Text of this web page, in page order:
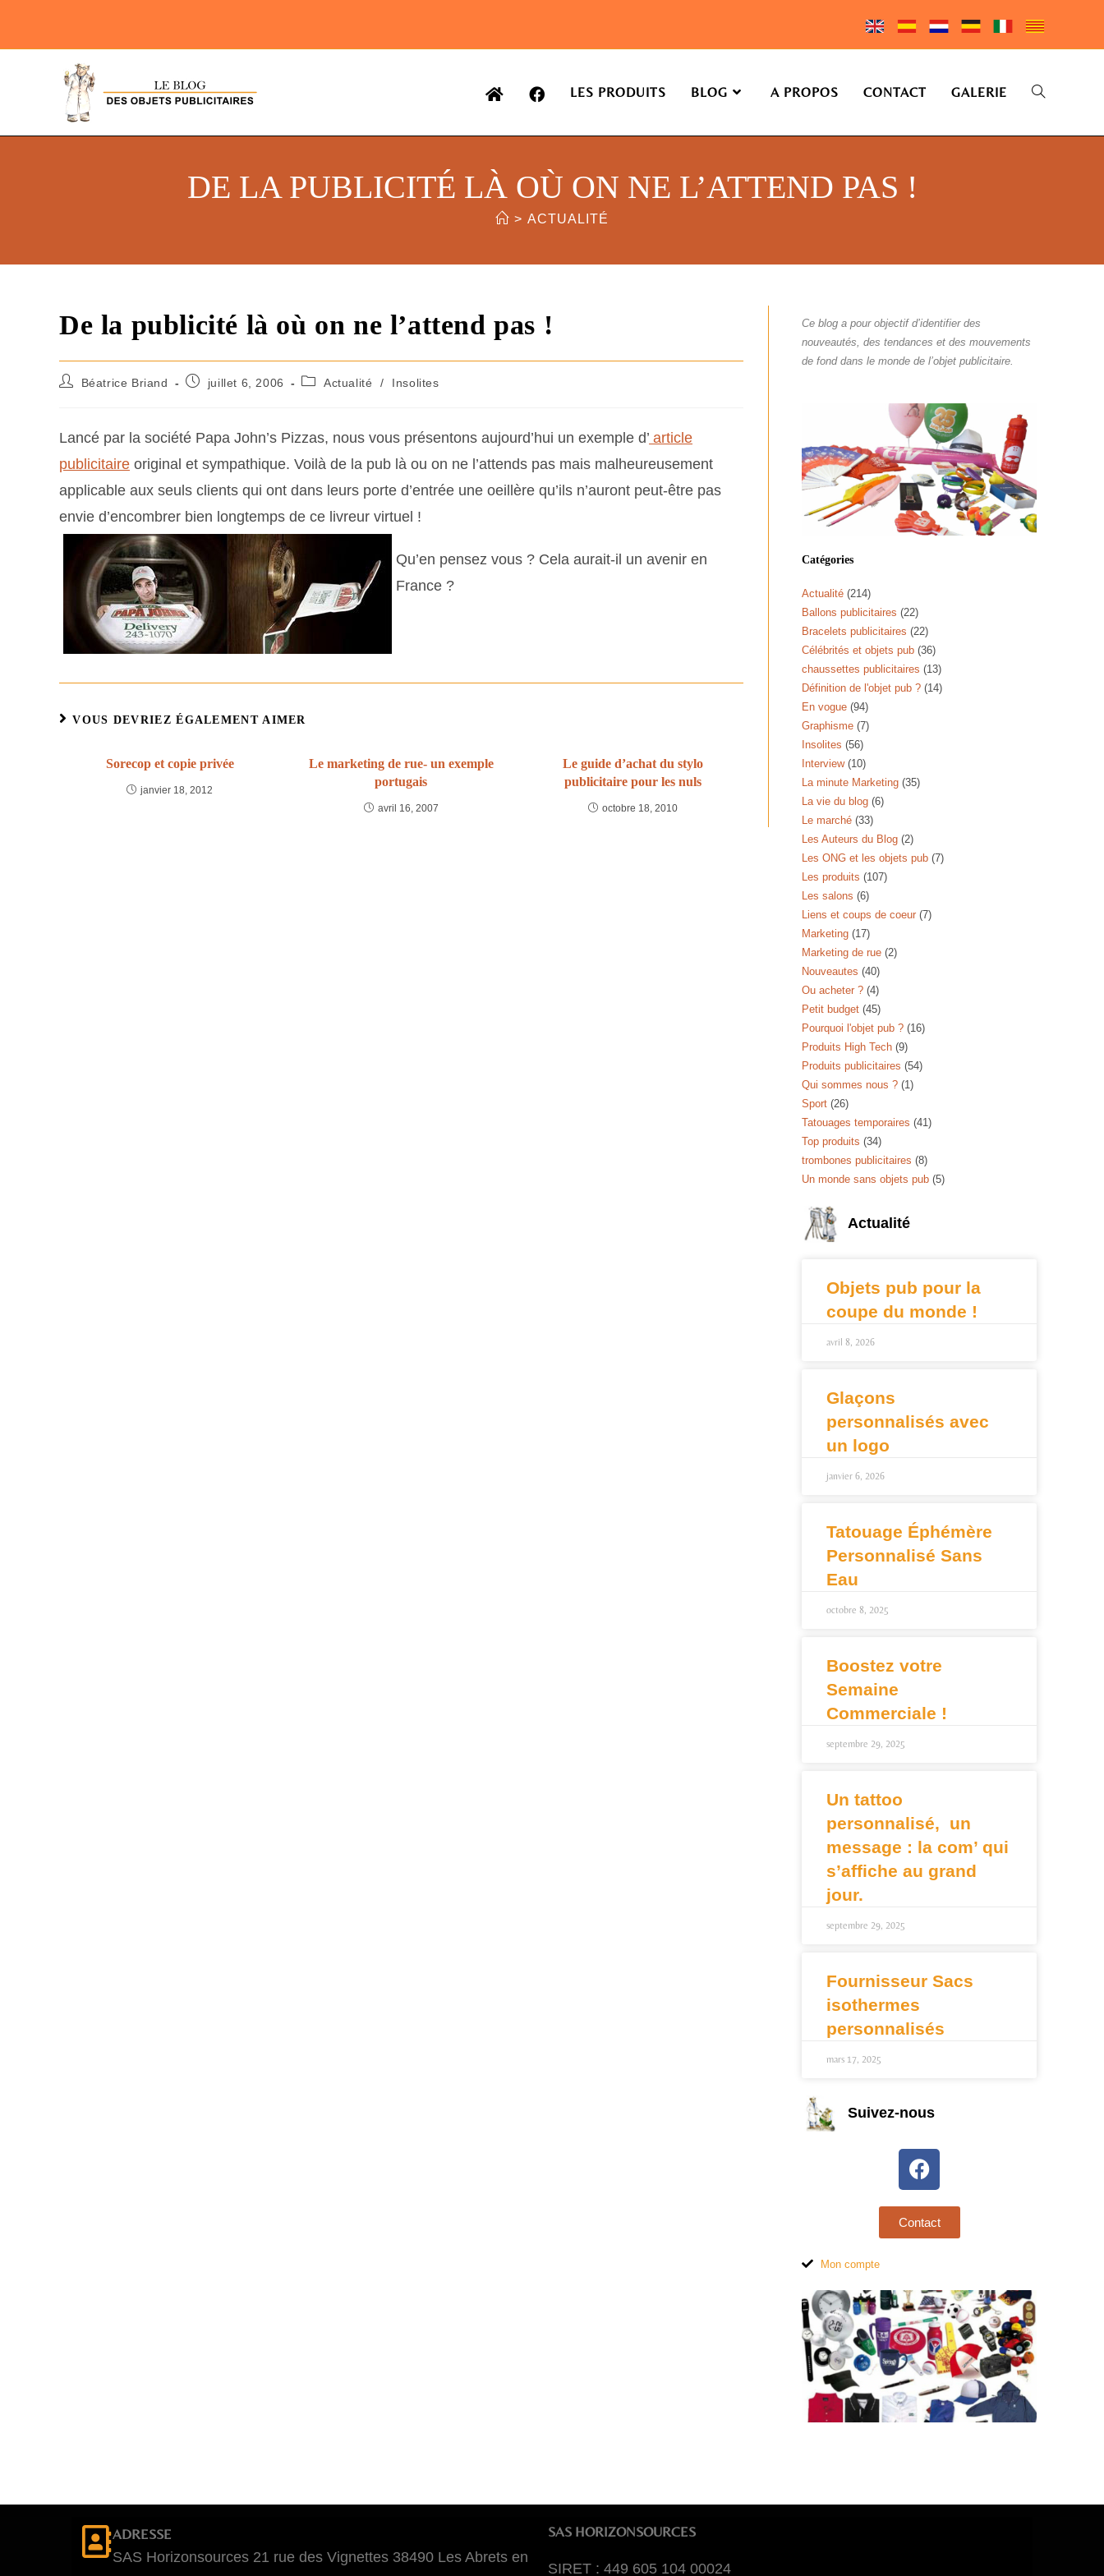
LES PRODUITS BLOG A PROPOS CONTACT GALERIE
DE LA PUBLICITÉ LÀ OÙ ON NE L’ATTEND PAS !
> ACTUALITÉ
De la publicité là où on ne l’attend pas !
Béatrice Briand juillet 6, 2006 Actualité / Insolites
Lancé par la société Papa John’s Pizzas, nous vous présentons aujourd’hui un exemple d’ article
publicitaire original et sympathique. Voilà de la pub là ou on ne l’attends pas mais malheureusement
applicable aux seuls clients qui ont dans leurs porte d’entrée une oeillère qu’ils n’auront peut-être pas
envie d’encombrer bien longtemps de ce livreur virtuel !
Qu’en pensez vous ? Cela aurait-il un avenir en
France ?
VOUS DEVRIEZ ÉGALEMENT AIMER
Sorecop et copie privée
janvier 18, 2012
Le marketing de rue- un exemple
portugais
avril 16, 2007
Le guide d’achat du stylo
publicitaire pour les nuls
octobre 18, 2010
Ce blog a pour objectif d’identifier des
nouveautés, des tendances et des mouvements
de fond dans le monde de l’objet publicitaire.
Catégories
Actualité (214)
Ballons publicitaires (22)
Bracelets publicitaires (22)
Célébrités et objets pub (36)
chaussettes publicitaires (13)
Définition de l'objet pub ? (14)
En vogue (94)
Graphisme (7)
Insolites (56)
Interview (10)
La minute Marketing (35)
La vie du blog (6)
Le marché (33)
Les Auteurs du Blog (2)
Les ONG et les objets pub (7)
Les produits (107)
Les salons (6)
Liens et coups de coeur (7)
Marketing (17)
Marketing de rue (2)
Nouveautes (40)
Ou acheter ? (4)
Petit budget (45)
Pourquoi l'objet pub ? (16)
Produits High Tech (9)
Produits publicitaires (54)
Qui sommes nous ? (1)
Sport (26)
Tatouages temporaires (41)
Top produits (34)
trombones publicitaires (8)
Un monde sans objets pub (5)
Actualité
Objets pub pour la
coupe du monde !
avril 8, 2026
Glaçons
personnalisés avec
un logo
janvier 6, 2026
Tatouage Éphémère
Personnalisé Sans
Eau
octobre 8, 2025
Boostez votre
Semaine
Commerciale !
septembre 29, 2025
Un tattoo
personnalisé, un
message : la com’ qui
s’affiche au grand
jour.
septembre 29, 2025
Fournisseur Sacs
isothermes
personnalisés
mars 17, 2025
Suivez-nous
Contact
Mon compte
ADRESSE
SAS Horizonsources 21 rue des Vignettes 38490 Les Abrets en
SAS HORIZONSOURCES
SIRET : 449 605 104 00024